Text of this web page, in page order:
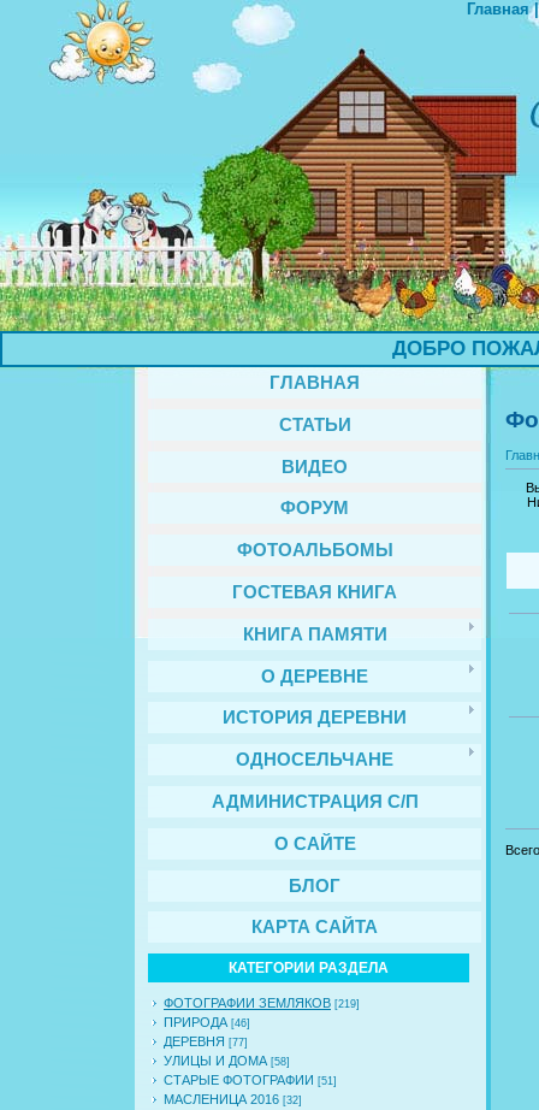
Главная
ДОБРО
ГЛАВНАЯ
СТАТЬИ
ВИДЕО
ФОРУМ
ФОТОАЛЬБОМЫ
ГОСТЕВАЯ КНИГА
КНИГА ПАМЯТИ
О ДЕРЕВНЕ
ИСТОРИЯ ДЕРЕВНИ
ОДНОСЕЛЬЧАНЕ
АДМИНИСТРАЦИЯ С/П
О САЙТЕ
БЛОГ
КАРТА САЙТА
КАТЕГОРИИ РАЗДЕЛА
ФОТОГРАФИИ ЗЕМЛЯКОВ [219]
ПРИРОДА [46]
ДЕРЕВНЯ [77]
УЛИЦЫ И ДОМА [58]
СТАРЫЕ ФОТОГРАФИИ [51]
МАСЛЕНИЦА 2016 [32]